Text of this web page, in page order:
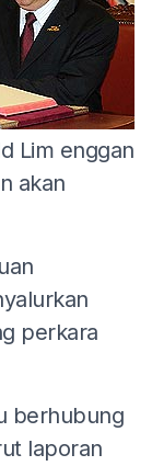
Lim enggan
akan
perkara
berhubung
laporan